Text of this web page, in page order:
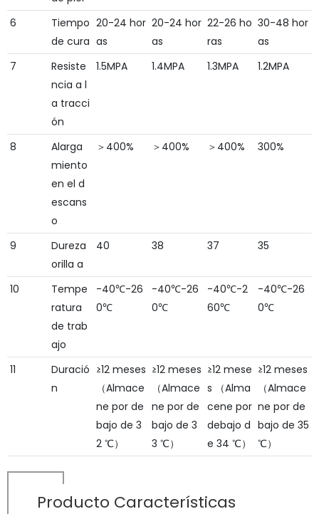
6
Tiempo
de cura
20-24 hor
as
20-24 hor
as
22-26 ho
ras
30-48 hor
as
7
Resiste
ncia a l
a tracci
ón
1.5MPA 1.4MPA 1.3MPA 1.2MPA
8
Alarga
miento
en el d
escans
o
＞400% ＞400% ＞400% 300%
9
Dureza
orilla a
40 38 37 35
10
Tempe
ratura
de trab
ajo
-40℃-26
0℃
-40℃-26
0℃
-40℃-2
60℃
-40℃-26
0℃
11
Duració
n
≥12 meses
（Almace
ne por de
bajo de 3
2 ℃）
≥12 meses
（Almace
ne por de
bajo de 3
3 ℃）
≥12 mese
s （Alma
cene por
debajo d
e 34 ℃）
≥12 meses
（Almace
ne por de
bajo de 35
℃）
Producto Características